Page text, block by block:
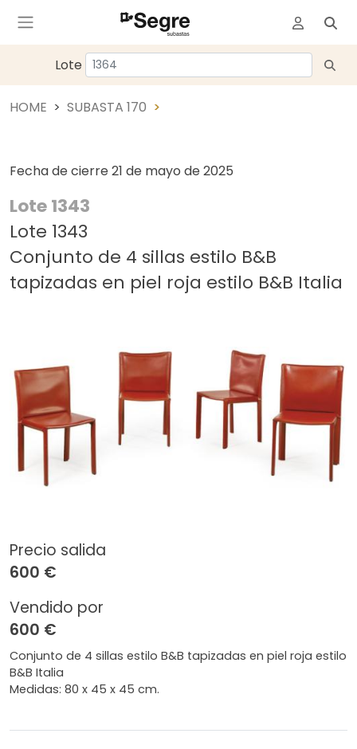
Lote
HOME SUBASTA 170
Fecha de cierre 21 de mayo de 2025
Lote 1343
Lote 1343
Conjunto de 4 sillas estilo B&B
tapizadas en piel roja estilo B&B Italia
Precio salida
600 €
Vendido por
600 €
Conjunto de 4 sillas estilo B&B tapizadas en piel roja estilo
B&B Italia
Medidas: 80 x 45 x 45 cm.